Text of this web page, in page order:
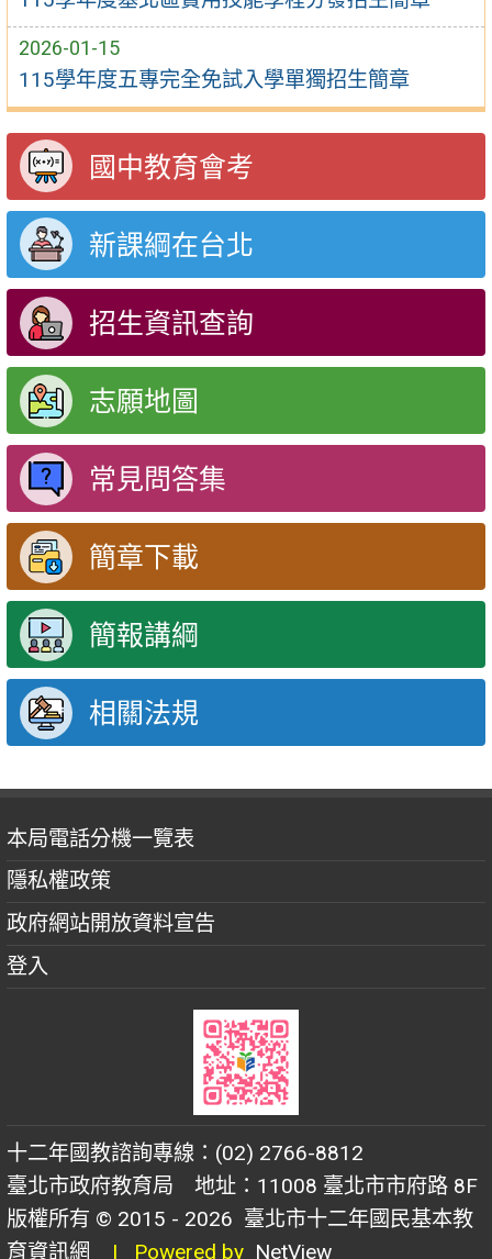
2026-01-15
115學年度五專完全免試入學單獨招生簡章
國中教育會考
新課綱在台北
招生資訊查詢
志願地圖
常見問答集
簡章下載
簡報講綱
相關法規
本局電話分機一覽表
隱私權政策
政府網站開放資料宣告
登入
十二年國教諮詢專線：(02) 2766-8812
臺北市政府教育局 地址：11008 臺北市市府路 8F
版權所有 © 2015 - 2026 臺北市十二年國民基本教
育資訊網
| Powered by NetView